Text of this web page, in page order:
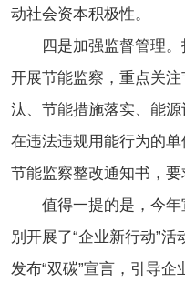
动社会资本积极性。
四是加强监督管理
开展节能监察，重点关
汰、节能措施落实、能
在违法违规用能行为的
节能监察整改通知书，要
值得一提的是，今
别开展了“企业新行动”
发布“双碳”宣言，引导